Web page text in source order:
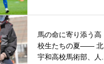
馬の命に寄り添う高
校生たちの夏—— 北
宇和高校馬術部、人...